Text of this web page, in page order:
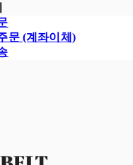
문 (계좌이체)